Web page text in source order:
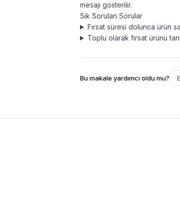
mesajı gösterilir.
Sık Sorulan Sorular
Fırsat süresi dolunca ürün
Toplu olarak fırsat ürünü
Bu makale yardımcı oldu mu?